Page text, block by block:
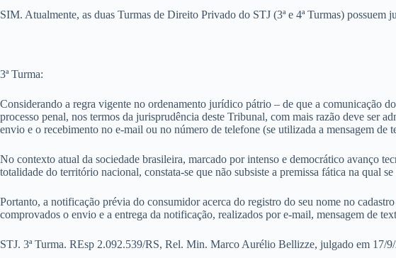
SIM. Atualmente, as duas Turmas de Direito Privado do STJ (3ª e 4ª Turmas)
3ª Turma:
Considerando a regra vigente no ordenamento jurídico pátrio – de que a comunicação
processo penal, nos termos da jurisprudência deste Tribunal, com mais razão deve ser
envio e o recebimento no e-mail ou no número de telefone (se utilizada a mensagem
No contexto atual da sociedade brasileira, marcado por intenso e democrático avanço
totalidade do território nacional, constata-se que não subsiste a premissa fática na qual
Portanto, a notificação prévia do consumidor acerca do registro do seu nome no
comprovados o envio e a entrega da notificação, realizados por e-mail, mensagem de
STJ. 3ª Turma. REsp 2.092.539/RS, Rel. Min. Marco Aurélio Bellizze, julgado em 17/